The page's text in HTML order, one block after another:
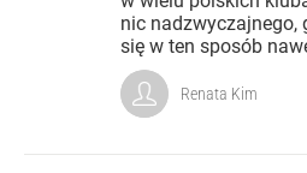
nic nadzwyczajnego,
się w ten sposób
Renata Kim